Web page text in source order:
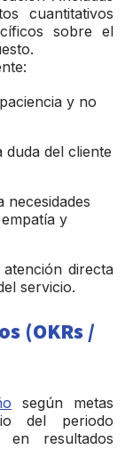
cuantitativos
sobre el
y no
duda del cliente
necesidades
y
directa
servicio.
(OKRs /
según metas
del periodo
resultados